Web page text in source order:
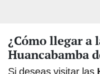
¿Cómo llegar a
Huancabamba
Si deseas visitar las